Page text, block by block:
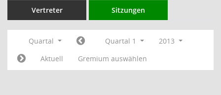
Vertreter Sitzungen
Quartal Quartal 1
2013
Aktuell
Gremium auswählen